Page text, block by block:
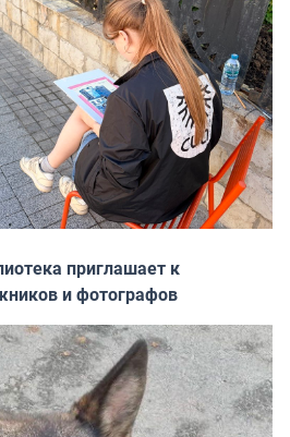
приглашает к
и фотографов